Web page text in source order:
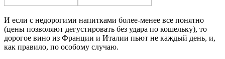
И если с недорогими напитками более-менее все понятно
(цены позволяют дегустировать без удара по кошельку), то
дорогое вино из Франции и Италии пьют не каждый день, и,
как правило, по особому случаю.